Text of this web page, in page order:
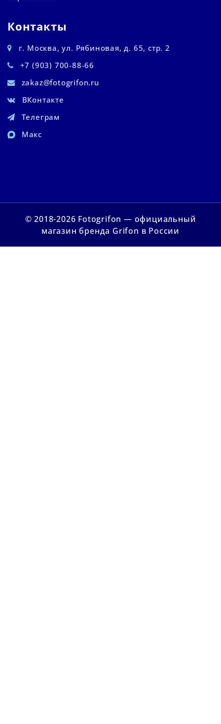
Контакты
г. Москва, ул. Рябиновая, д. 65, стр. 2
+7 (903) 700-88-66
zakaz@fotogrifon.ru
ВКонтакте
Телеграм
Макс
© 2018-2026 Fotogrifon — официальный
магазин бренда Grifon в России